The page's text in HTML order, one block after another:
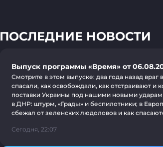
ПОСЛЕДНИЕ НОВОСТИ
Выпуск программы «Время» от
Смотрите в этом выпуске: два года назад враг
спасали, как освобождали, как отстраивают и
поставки Украины под нашими новыми
в ДНР: штурм, «Грады» и беспилотники; в
сбежал от зеленских людоловов и как
Сегодня, 22:07